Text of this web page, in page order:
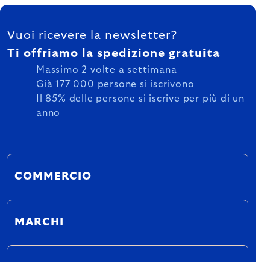
FOOTER
Vuoi ricevere la newsletter?
Ti offriamo la spedizione gratuita
Massimo 2 volte a settimana
Già 177 000 persone si iscrivono
Il 85% delle persone si iscrive per più di un
anno
COMMERCIO
MARCHI